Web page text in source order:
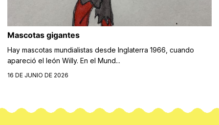
Mascotas gigantes
Hay mascotas mundialistas desde Inglaterra 1966, cuando
apareció el león Willy. En el Mund...
16 DE JUNIO DE 2026